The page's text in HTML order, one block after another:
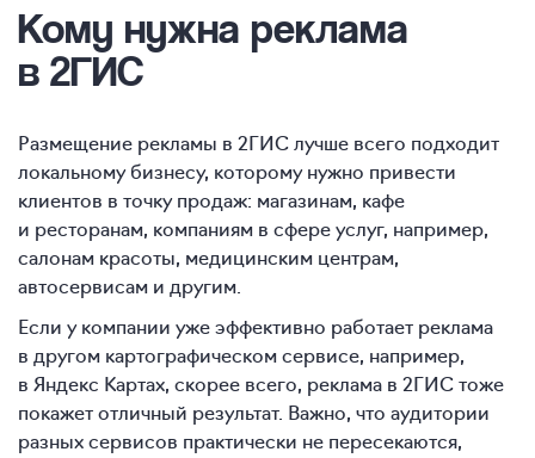
Кому нужна реклама
в 2ГИС
Размещение рекламы в 2ГИС лучше всего подходит
локальному бизнесу, которому нужно привести
клиентов в точку продаж: магазинам, кафе
и ресторанам, компаниям в сфере услуг, например,
салонам красоты, медицинским центрам,
автосервисам и другим.
Если у компании уже эффективно работает реклама
в другом картографическом сервисе, например,
в Яндекс Картах, скорее всего, реклама в 2ГИС тоже
покажет отличный результат. Важно, что аудитории
разных сервисов практически не пересекаются,